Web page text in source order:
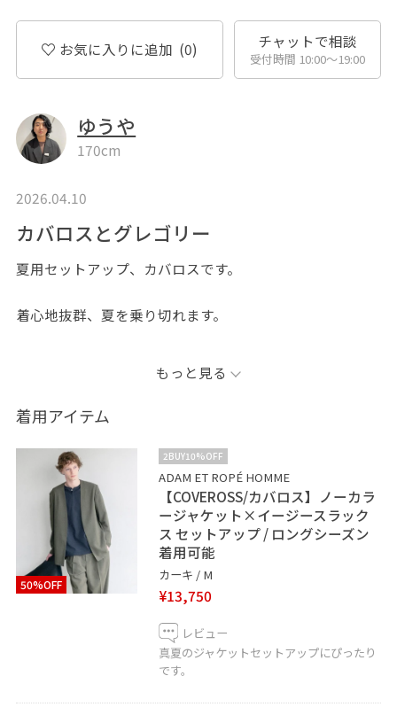
お気に入りに追加 (0) チャットで相談
受付時間 10:00〜19:00
ゆうや
170cm
2026.04.10
カバロスとグレゴリー
夏用セットアップ、カバロスです。
着心地抜群、夏を乗り切れます。
是非ご試着お待ちしてます。
ADAM ET ROPÉ横浜店
045-440-3554
LINEでルミネ横浜スタッフに相談は【友達追加】をタッ
プをして下さい
もっと見る
着用アイテム
50%OFF
2BUY10%OFF
ADAM ET ROPÉ HOMME
【COVEROSS/カバロス】ノーカラ
ージャケット×イージースラック
ス セットアップ / ロングシーズン
着用可能
カーキ / M
¥13,750
レビュー
真夏のジャケットセットアップにぴったり
です。